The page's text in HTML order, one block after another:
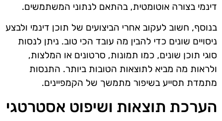
דינמי בצורה אוטומטית, בהתאם לנתוני המשתמשים.
בנוסף, חשוב לעקוב אחרי הביצועים של תוכן דינמי ולבצע
ניסויים שונים כדי להבין מה עובד הכי טוב. ניתן לנסות
סוגי תוכן שונים, כמו תמונות, סרטונים או המלצות,
ולראות מה מביא לתוצאות הטובות ביותר. התנסות
מתמדת תסייע בשיפור מתמשך של הקמפיינים.
הערכת תוצאות ושיפוט אסטרטגי